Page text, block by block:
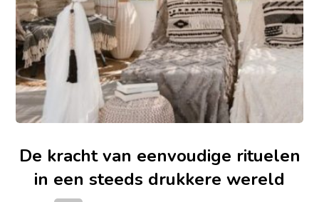
De kracht van eenvoudige rituelen
in een steeds drukkere wereld